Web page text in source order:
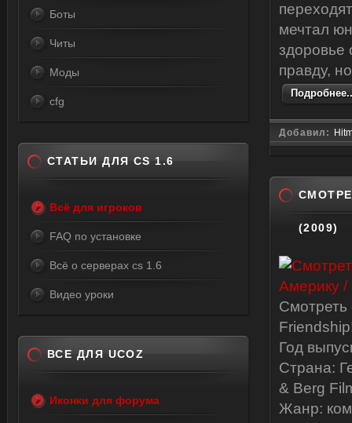
мечтал
здоровье
правду,
Добавил:
(2009)
Год
Страна:
& Berg
Жанр:
Боты
Читы
Моды
cfg
СТАТЬИ ДЛЯ CS 1.6
Всё для игроков
FAQ по установке
Всё о серверах cs 1.6
Видео уроки
ВСЕ ДЛЯ UCOZ
Иконки для форума